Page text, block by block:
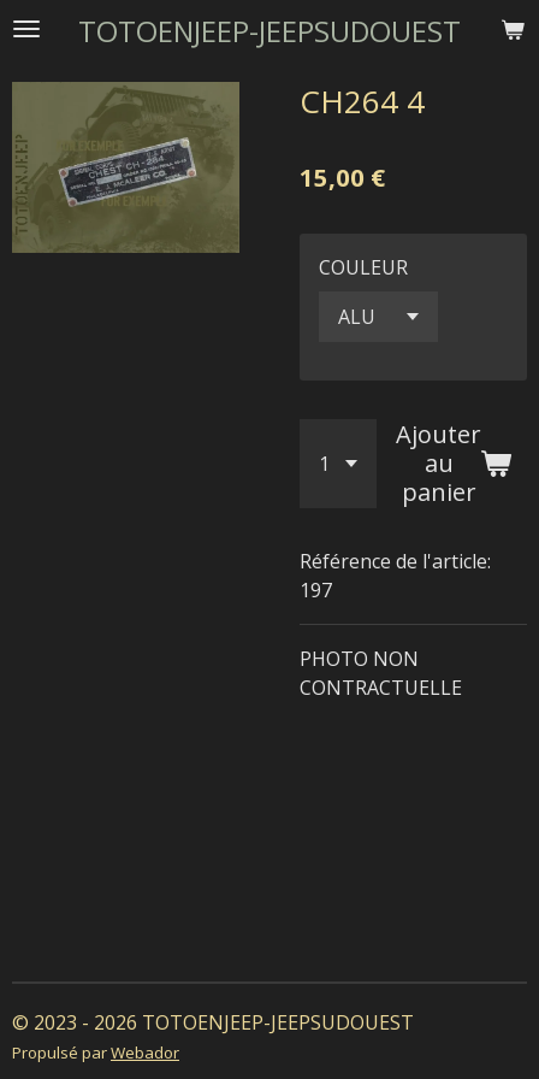
Passer
contenu
TOTOENJEEP-JEEPSUDOUEST
CH264 4
15,00 €
COULEUR
Ajouter
au
panier
Référence de l'article:
197
PHOTO NON
CONTRACTUELLE
© 2023 - 2026 TOTOENJEEP-JEEPSUDOUEST
Propulsé parWebador